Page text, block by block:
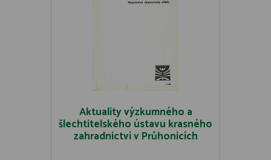
Aktuality výzkumného a
šlechtitelského ústavu krasného
zahradnictví v Průhonicích